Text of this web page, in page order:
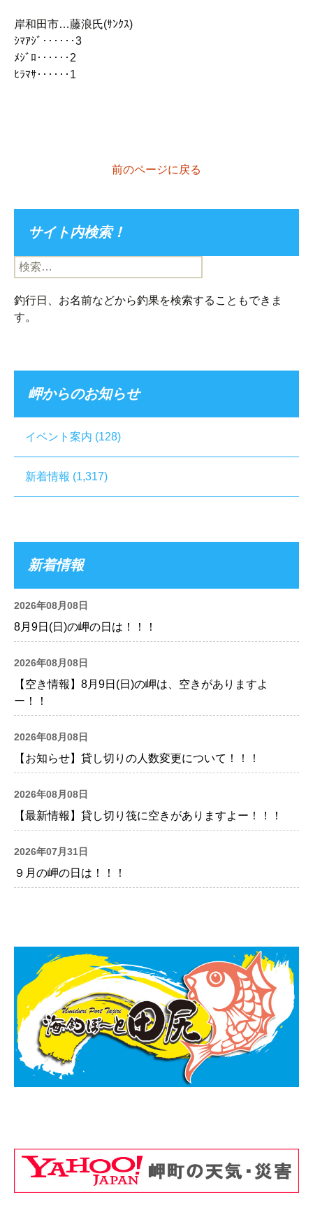
岸和田市…藤浪氏(ｻﾝｸｽ)
ｼﾏｱｼﾞ‥‥‥3
ﾒｼﾞﾛ‥‥‥2
ﾋﾗﾏｻ‥‥‥1
前のページに戻る
サイト内検索！
検
索:
釣行日、お名前などから釣果を検索することもできま
す。
岬からのお知らせ
イベント案内 (128)
新着情報 (1,317)
新着情報
2026年08月08日
8月9日(日)の岬の日は！！！
2026年08月08日
【空き情報】8月9日(日)の岬は、空きがありますよ
ー！！
2026年08月08日
【お知らせ】貸し切りの人数変更について！！！
2026年08月08日
【最新情報】貸し切り筏に空きがありますよー！！！
2026年07月31日
９月の岬の日は！！！